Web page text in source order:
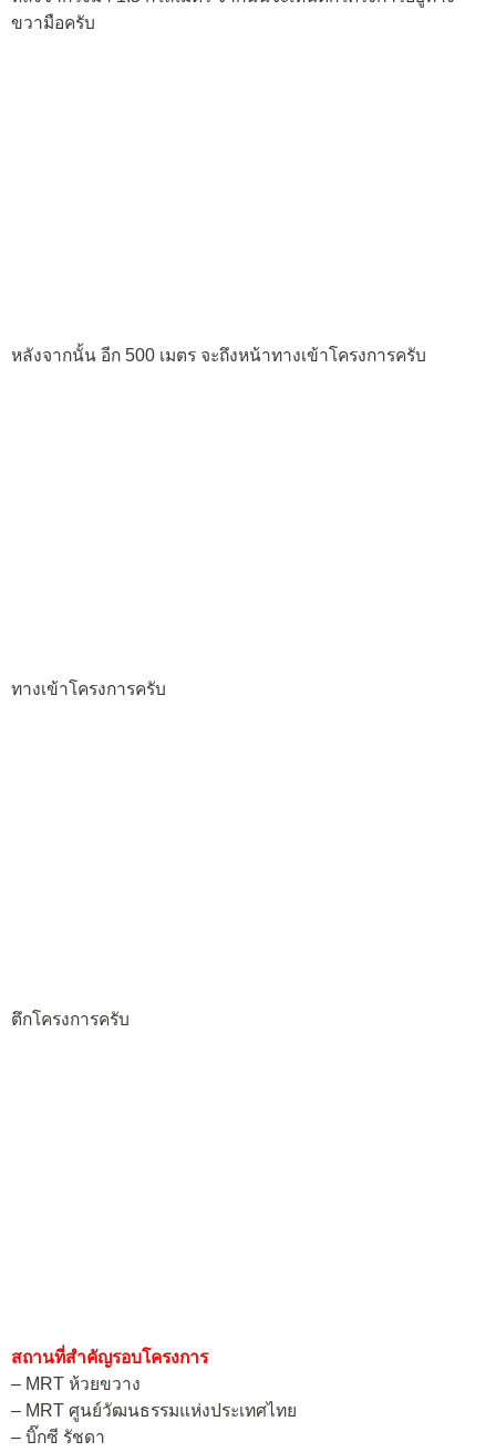
ขวามือครับ
หลังจากนั้น อีก 500 เมตร จะถึงหน้าทางเข้าโครงการครับ
ทางเข้าโครงการครับ
ตึกโครงการครับ
สถานที่สำคัญรอบโครงการ
– MRT ห้วยขวาง
– MRT ศูนย์วัฒนธรรมแห่งประเทศไทย
– บิ๊กซี รัชดา